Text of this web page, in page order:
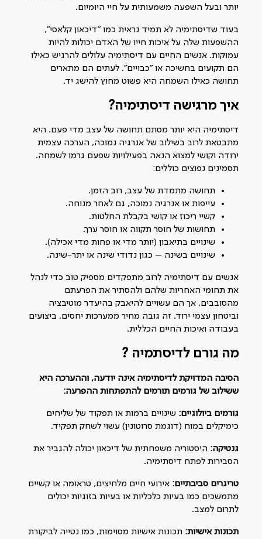
יותר ובעל השפעה משמעותית על חיי היומיום.
בעוד שדיסתימיה לא תמיד נראית כמו "דיכאון קלאסי",
ההשפעות שלה על איכות חייו של האדם יכולות להיות
עמוקות. אנשים החיים עם דיסתימיה עלולים להרגיש כאילו
הם תקועים בחשיכה או "כבויים". לעתים הם מתארים
תחושה כאילו השמחה היא פשוט מחוץ להישג יד.
איך מרגישה דיסתימיה?
דיסתימיה היא יותר מסתם תחושה של עצב מדי פעם. היא
מתבטאת לרוב בשילוב של אנרגיה נמוכה, הערכה עצמית
ירודה וקושי למצוא הנאה בפעילויות שפעם גרמו לשמחה.
תסמינים נפוצים כוללים:
תחושה מתמדת של עצב, רוב הזמן.
עייפות או אנרגיה נמוכה, גם לאחר מנוחה.
קשיי ריכוז או קושי בקבלת החלטות.
תחושות של חוסר תקווה או חוסר ערך.
שינויים בתיאבון (יותר מדי או פחות מדי אכילה).
שינויים בשינה – כגון נדודי שינה או יתר-שינה.
אנשים עם דיסתימיה לרוב מתפקדים מספיק טוב כדי לנהל
את תחומי האחריות שלהם ולהסתיר את הפרעתם
מהסובבים, אך הם עשויים להיאבק בהיעדר מוטיבציה
וביטחון עצמי ירוד. זה גובה מחיר ממערכות יחסים, ביצועים
בעבודה ואיכות החיים הכללית.
מה גורם לדיסתמיה ?
הסיבה המדויקת לדיסתימיה אינה יודעה, וההערכה היא
ששילוב של גורמים תורמים להתפתחות ההפרעה:
גורמים ביולוגיים: שינויים ברמות או תפקוד של שליחים
כימיקלים במוח (דוגמת סרוטונין) עשוי לשחק תפקיד.
גנטיקה: היסטוריה משפחתית של דיכאון יכולה להגביר את
הסבירות לפתח דיסתימיה.
טריגרים סביבתיים: אירועי חיים מלחיצים, טראומה או קשיים
מתמשכים כמו בעיות כלכליות או בעיות בזוגיות יכולים
לתרום למצב.
תכונות אישיות: תכונות אישיות מסוימות, כמו נטייה לביקורת